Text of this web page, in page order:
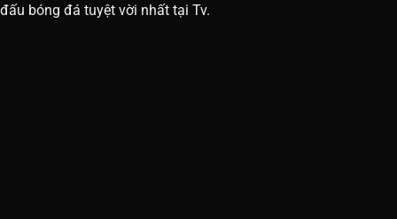
đấu bóng đá tuyệt vời nhất tại Tv.